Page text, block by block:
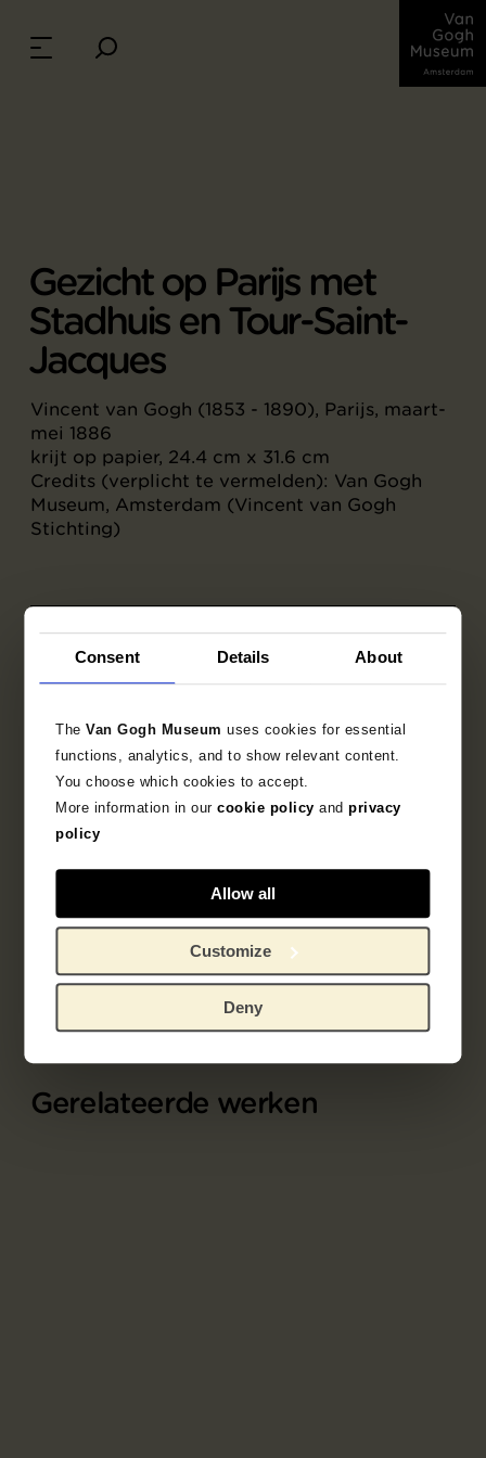
Consent Details About
TheVan Gogh Museumuses cookies for essential
functions, analytics, and to show relevant content.
You choose which cookies to accept.
More information in ourcookie policy andprivacy
policy
Allow all
Customize
Deny
Gezicht op Parijs met
Stadhuis en Tour-Saint-
Jacques
Vincent van Gogh (1853 - 1890), Parijs, maart-
mei 1886
krijt op papier, 24.4 cm x 31.6 cm
Credits (verplicht te vermelden): Van Gogh
Museum, Amsterdam (Vincent van Gogh
Stichting)
Objectgegevens
Tentoonstellingen
Literatuur
Zoek in de collectie
1886 Parijs tekening
stadsgezicht Vincent van Gogh
Gerelateerde werken